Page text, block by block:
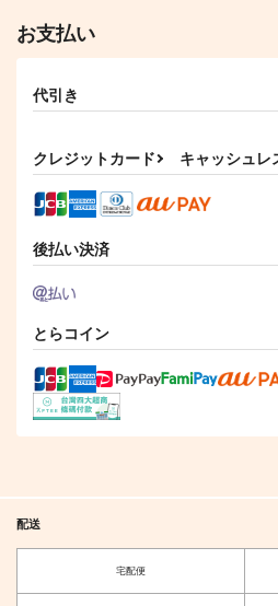
お支払い
代引き
クレジットカード キャッシュレ
後払い決済
とらコイン
配送
宅配便